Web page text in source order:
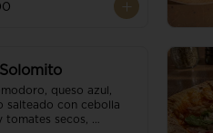
queso azul,
salteado con cebolla
tomates secos,